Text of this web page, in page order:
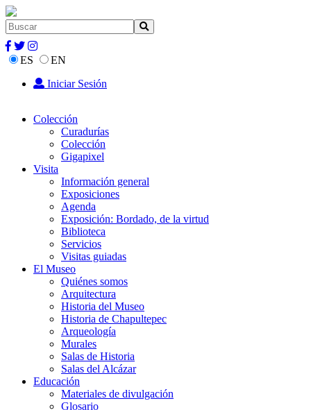
ES
EN
Iniciar Sesión
Colección
Curadurías
Colección
Gigapixel
Visita
Información general
Exposiciones
Agenda
Exposición: Bordado, de la virtud
Biblioteca
Servicios
Visitas guiadas
El Museo
Quiénes somos
Arquitectura
Historia del Museo
Historia de Chapultepec
Arqueología
Murales
Salas de Historia
Salas del Alcázar
Educación
Materiales de divulgación
Glosario